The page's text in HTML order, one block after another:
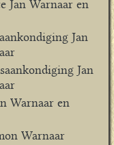
Jan Warnaar en
Jan
Jan
Warnaar en
Warnaar